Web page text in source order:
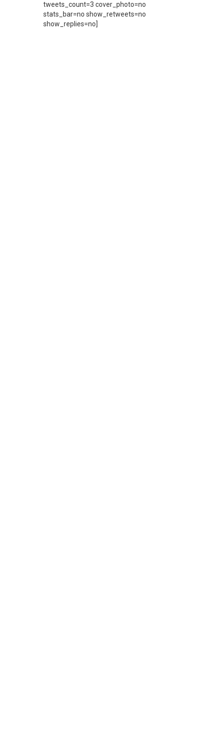
tweets_count=3 cover_photo=no
stats_bar=no show_retweets=no
show_replies=no]